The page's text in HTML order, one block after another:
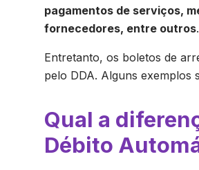
pagamentos de serviços,
fornecedores, entre outros.
Entretanto, os boletos de
pelo DDA. Alguns exemplos
Qual a
Débito